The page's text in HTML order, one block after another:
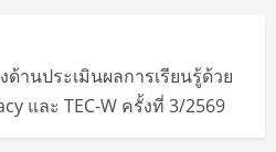
านประเมินผลการเรียนรู้ด้วย
และ TEC-W ครั้งที่ 3/2569